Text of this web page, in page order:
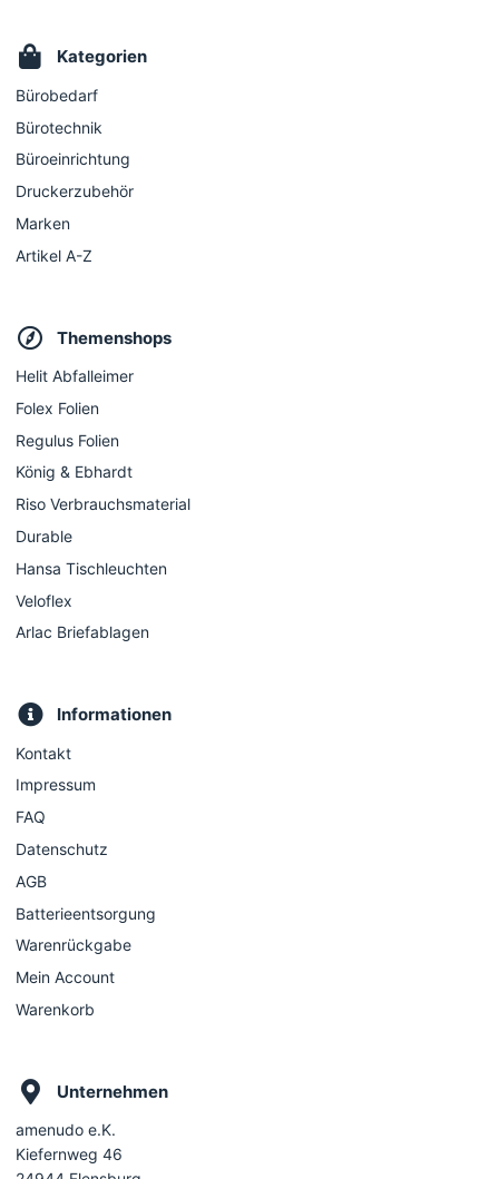
Kategorien
Bürobedarf
Bürotechnik
Büroeinrichtung
Druckerzubehör
Marken
Artikel A-Z
Themenshops
Helit Abfalleimer
Folex Folien
Regulus Folien
König & Ebhardt
Riso Verbrauchsmaterial
Durable
Hansa Tischleuchten
Veloflex
Arlac Briefablagen
Informationen
Kontakt
Impressum
FAQ
Datenschutz
AGB
Batterieentsorgung
Warenrückgabe
Mein Account
Warenkorb
Unternehmen
amenudo e.K.
Kiefernweg 46